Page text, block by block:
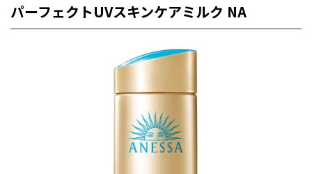
パーフェクトUVスキンケアミルク NA